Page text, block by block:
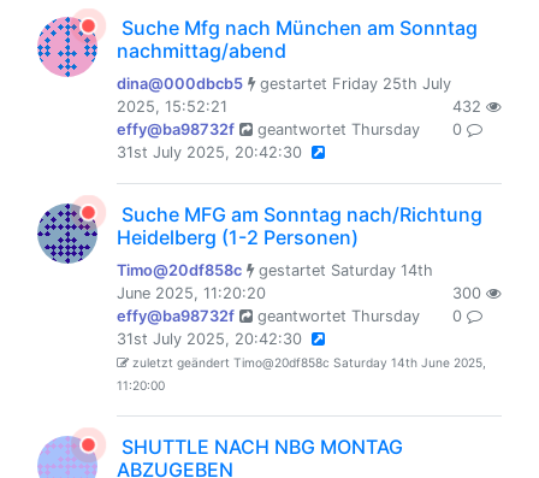
Suche Mfg nach München am Sonntag
nachmittag/abend
432
0
dina@000dbcb5
gestartet Friday 25th July
2025, 15:52:21
effy@ba98732f
geantwortet Thursday
31st July 2025, 20:42:30
Suche MFG am Sonntag nach/Richtung
Heidelberg (1-2 Personen)
300
0
Timo@20df858c
gestartet Saturday 14th
June 2025, 11:20:20
effy@ba98732f
geantwortet Thursday
31st July 2025, 20:42:30
zuletzt geändert Timo@20df858c Saturday 14th June 2025,
11:20:00
SHUTTLE NACH NBG MONTAG
ABZUGEBEN